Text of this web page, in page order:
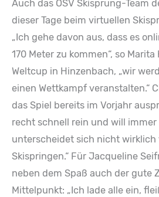
Auch das ÖSV Skisprung-Team
dieser Tage beim virtuellen
„Ich gehe davon aus, dass es
170 Meter zu kommen“, so
Weltcup in Hinzenbach, „wir
einen Wettkampf veranstalten.“
das Spiel bereits im Vorjahr
recht schnell rein und will
unterscheidet sich nicht wirklich
Skispringen.“ Für Jacqueline
neben dem Spaß auch der gute
Mittelpunkt: „Ich lade alle ein,